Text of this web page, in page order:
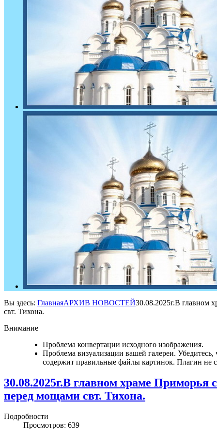
Вы здесь: ГлавнаяАРХИВ НОВОСТЕЙ30.08.2025г.В главном
свт. Тихона.
Внимание
Проблема конвертации исходного изображения.
Проблема визуализации вашей галереи.
содержит правильные файлы картинок. Плагин не
30.08.2025г.В главном храме Приморья
перед мощами свт. Тихона.
Подробности
Просмотров: 639